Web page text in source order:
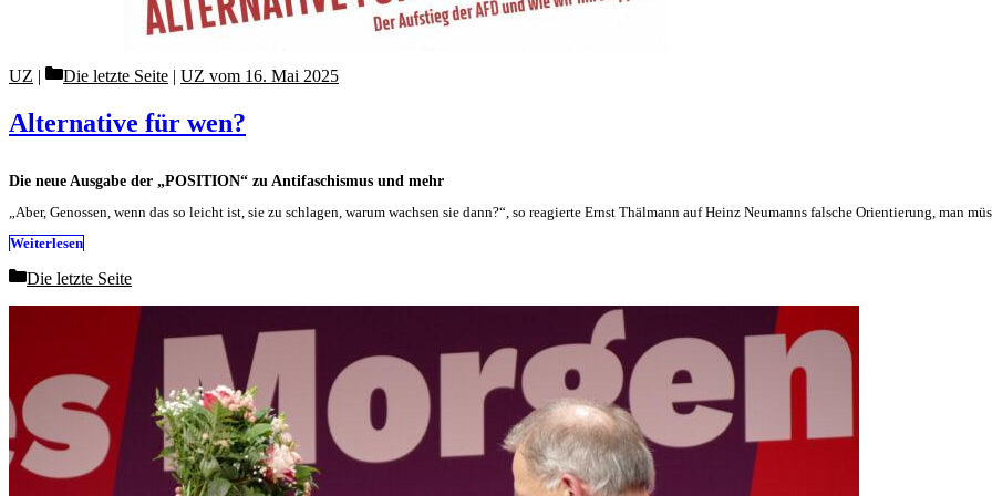
Die neue Ausgabe der „POSITION“ zu Antifaschismus und mehr
Alternative für wen?
UZ Categories
Die letzte Seite | UZ vom 16. Mai 2025
„Aber, Genossen, wenn das so leicht ist, sie zu schlagen, warum wachsen sie dann?“, so reagierte Ernst Thälmann auf Heinz Neumanns falsche Orientierung, man
Weiterlesen
Categories
Die letzte Seite